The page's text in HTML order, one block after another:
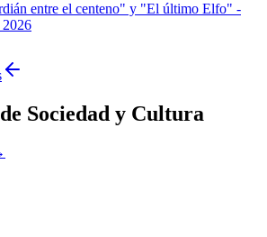
entre el centeno" y "El último Elfo" -
Sociedad y Cultura